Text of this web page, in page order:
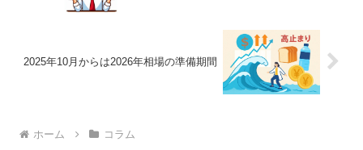
2025年10月からは2026年相場の準備期間
ホーム コラム